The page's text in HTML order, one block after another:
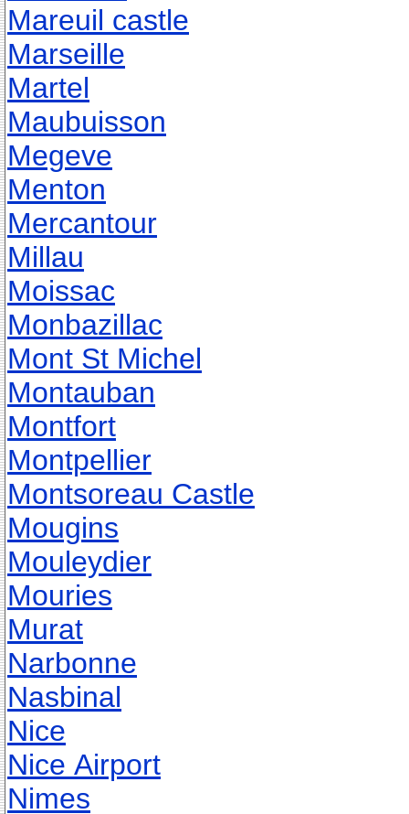
Mareuil castle
Marseille
Martel
Maubuisson
Megeve
Menton
Mercantour
Millau
Moissac
Monbazillac
Mont St Michel
Montauban
Montfort
Montpellier
Montsoreau Castle
Mougins
Mouleydier
Mouries
Murat
Narbonne
Nasbinal
Nice
Nice Airport
Nimes